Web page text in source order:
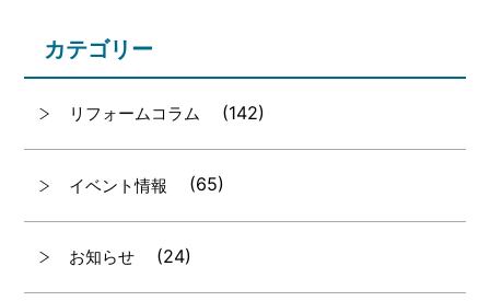
カテゴリー
リフォームコラム (142)
イベント情報 (65)
お知らせ (24)